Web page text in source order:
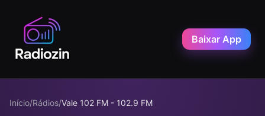
Baixar App
Início/Rádios/Vale 102 FM - 102.9 FM